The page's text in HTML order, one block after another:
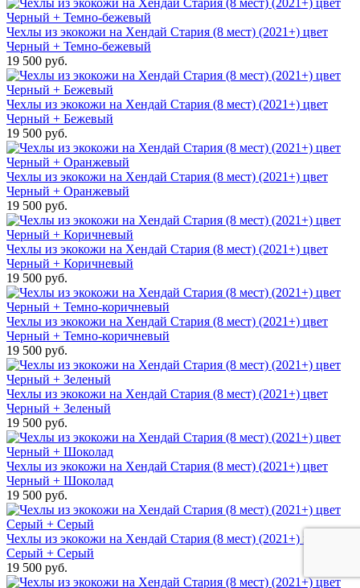
Чехлы из экокожи на Хендай Стария (8 мест) (2021+) цвет
Черный + Темно-бежевый
19 500 руб.
Чехлы из экокожи на Хендай Стария (8 мест) (2021+) цвет
Черный + Бежевый
19 500 руб.
Чехлы из экокожи на Хендай Стария (8 мест) (2021+) цвет
Черный + Оранжевый
19 500 руб.
Чехлы из экокожи на Хендай Стария (8 мест) (2021+) цвет
Черный + Коричневый
19 500 руб.
Чехлы из экокожи на Хендай Стария (8 мест) (2021+) цвет
Черный + Темно-коричневый
19 500 руб.
Чехлы из экокожи на Хендай Стария (8 мест) (2021+) цвет
Черный + Зеленый
19 500 руб.
Чехлы из экокожи на Хендай Стария (8 мест) (2021+) цвет
Черный + Шоколад
19 500 руб.
Чехлы из экокожи на Хендай Стария (8 мест) (2021+) цвет
Серый + Серый
19 500 руб.